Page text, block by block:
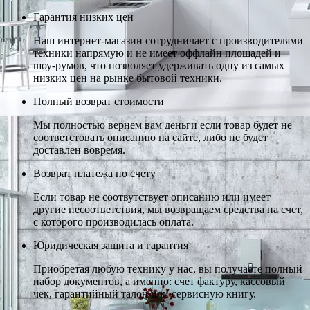
Гарантия низких цен
Наш интернет-магазин сотрудничает с производителями
техники напрямую и не имеет оффлайн площадей и
шоу-румов, что позволяет удерживать одну из самых
низких цен на рынке бытовой техники.
Полный возврат стоимости
Мы полностью вернем вам деньги если товар будет не
соответстовать описанию на сайте, либо не будет
доставлен вовремя.
Возврат платежа по счету
Если товар не соотвутствует описанию или имеет
другие несоответствия, мы возвращаем средства на счет,
с которого производилась оплата.
Юридическая защита и гарантия
Приобретая любую технику у нас, вы получаете полный
набор документов, а именно: счет фактуру, кассовый
чек, гарантийный талон или сервисную книгу.